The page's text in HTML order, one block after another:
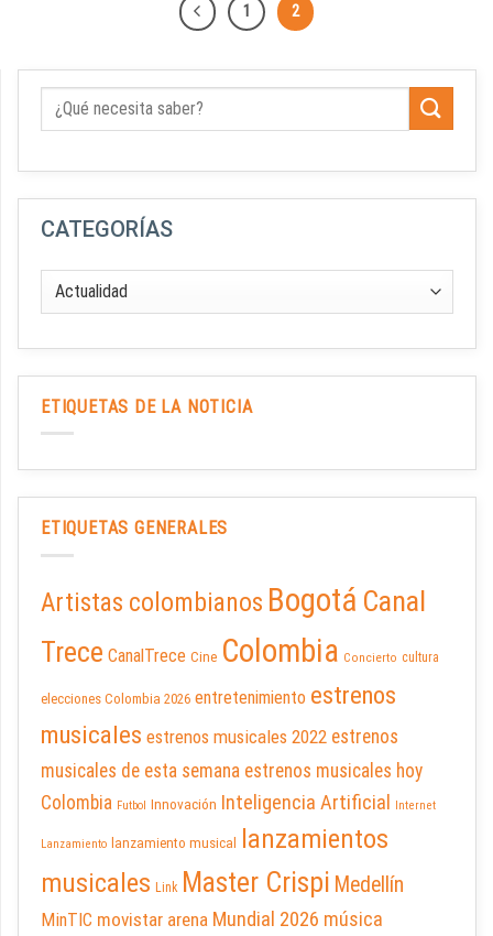
1 2
CATEGORÍAS
ETIQUETAS DE LA NOTICIA
ETIQUETAS GENERALES
Artistas colombianos Bogotá Canal
Trece CanalTrece Cine Colombia Concierto cultura
elecciones Colombia 2026 entretenimiento estrenos
musicales estrenos musicales 2022 estrenos
musicales de esta semana estrenos musicales hoy
Colombia Futbol Innovación Inteligencia Artificial Internet
Lanzamiento lanzamiento musical
lanzamientos
musicales Link Master Crispi Medellín
MinTIC movistar arena Mundial 2026 música